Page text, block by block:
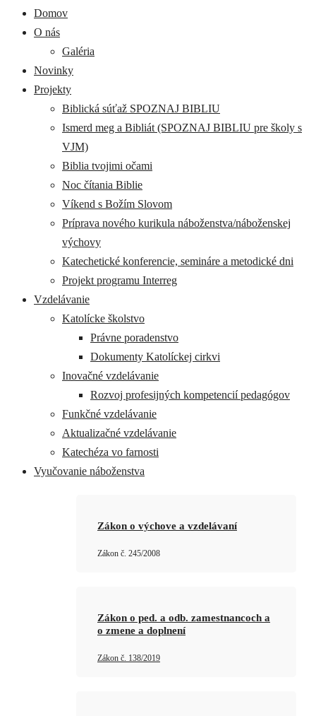
Domov
O nás
Galéria
Novinky
Projekty
Biblická súťaž SPOZNAJ BIBLIU
Ismerd meg a Bibliát (SPOZNAJ BIBLIU pre školy s
VJM)
Biblia tvojimi očami
Noc čítania Biblie
Víkend s Božím Slovom
Príprava nového kurikula náboženstva/náboženskej
výchovy
Katechetické konferencie, semináre a metodické dni
Projekt programu Interreg
Vzdelávanie
Katolícke školstvo
Právne poradenstvo
Dokumenty Katolíckej cirkvi
Inovačné vzdelávanie
Rozvoj profesijných kompetencií pedagógov
Funkčné vzdelávanie
Aktualizačné vzdelávanie
Katechéza vo farnosti
Vyučovanie náboženstva
Zákon o výchove a vzdelávaní
Zákon č. 245/2008
Zákon o ped. a odb. zamestnancoch a
o zmene a doplnení
Zákon č. 138/2019